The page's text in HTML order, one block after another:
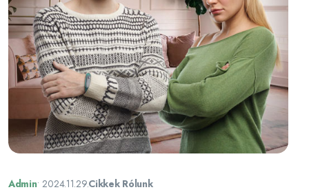
Admin• 2024.11.29.Cikkek Rólunk